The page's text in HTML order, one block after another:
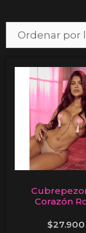
Corazón
$27.900